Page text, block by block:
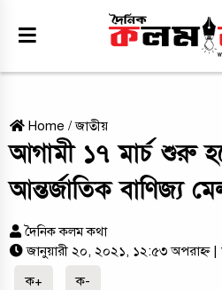
Home /জাতীয়
আগামী ১৭ মার্চ শুরু
আন্তর্জাতিক বাণিজ্য
দৈনিক কলম কথা
জানুয়ারী ২০, ২০২১, ১২:৫৩ অপরাহ্ন
ক+
ক-